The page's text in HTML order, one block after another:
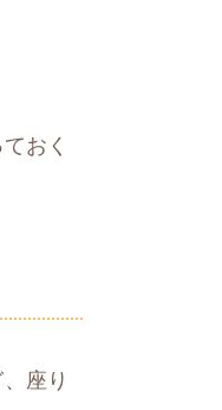
おく
座り